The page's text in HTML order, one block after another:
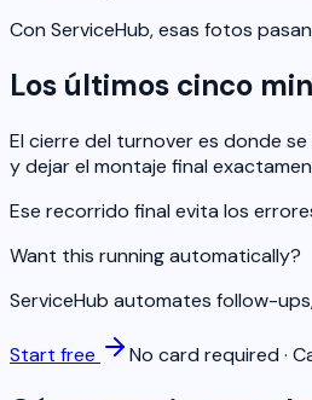
Con ServiceHub, esas fotos
Los últimos cinco
El cierre del turnover es donde
y dejar el montaje final
Ese recorrido final evita los
Want this running automatically?
ServiceHub automates follow-
Start free No card required ·